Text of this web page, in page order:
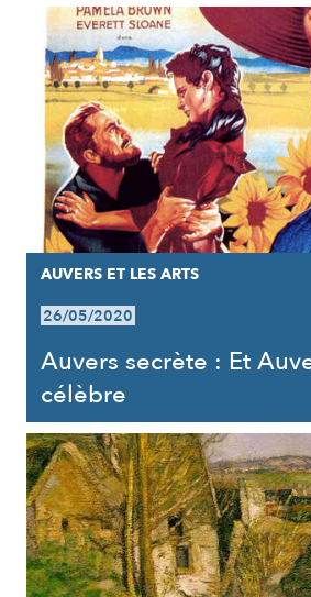
AUVERS ET LES ARTS
26/05/2020
Auvers secrète : Et
célèbre